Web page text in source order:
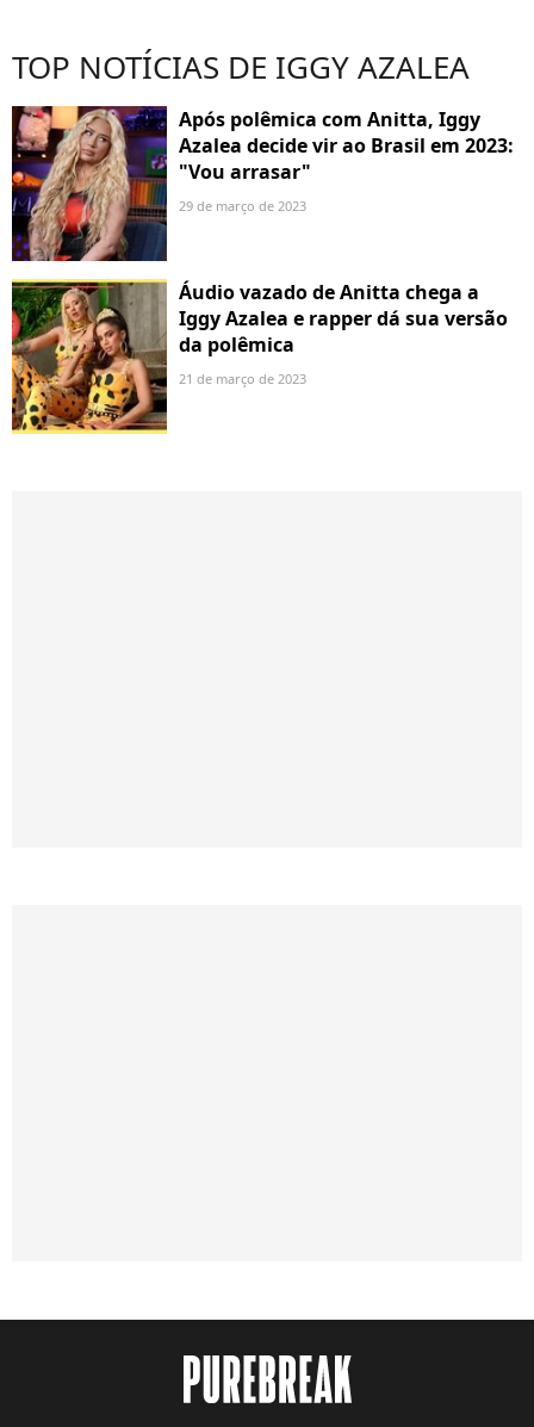
TOP NOTÍCIAS DE IGGY AZALEA
Após polêmica com Anitta, Iggy
Azalea decide vir ao Brasil em 2023:
"Vou arrasar"
29 de março de 2023
Áudio vazado de Anitta chega a
Iggy Azalea e rapper dá sua versão
da polêmica
21 de março de 2023